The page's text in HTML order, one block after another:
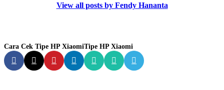
View all posts by Fendy Hananta
Cara Cek Tipe HP XiaomiTipe HP Xiaomi